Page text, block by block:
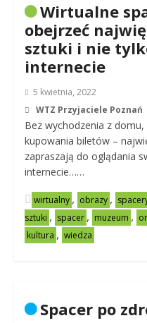
Wirtualne
obejrzeć
sztuki i nie
internecie
5 kwietnia, 2022
WTZ Przyjaciele Poznań
Bez wychodzenia z
kupowania biletów –
zapraszają do oglądania
internecie……
wirtualny , obrazy ,
sztuki , spacer , muzeum ,
kultura , wiedza
Spacer po